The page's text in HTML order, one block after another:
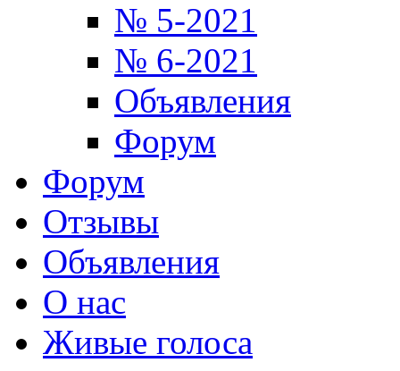
№ 5-2021
№ 6-2021
Объявления
Форум
Форум
Отзывы
Объявления
О нас
Живые голоса